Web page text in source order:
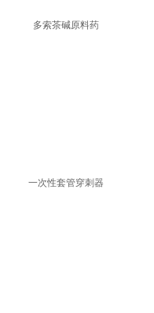
多索茶碱原料药
一次性套管穿刺器